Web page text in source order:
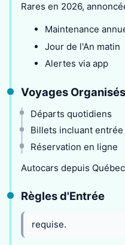
Rares en 2026,
Maintenance
Jour de l'An matin
Alertes via app
Voyages Organisés
Départs quotidiens
Billets incluant entrée
Réservation en ligne
Autocars depuis
Règles d'Entrée
requise.